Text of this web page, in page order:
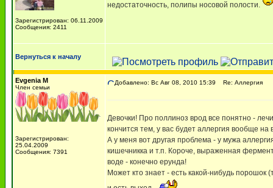
Зарегистрирован: 06.11.2009
Сообщения: 2411
недостаточность, полипы носовой полости.
Вернуться к началу
Evgenia M
Член семьи
Зарегистрирован:
25.04.2009
Сообщения: 7391
Добавлено: Вс Авг 08, 2010 15:39 Re: Аллергия
Девочки! Про поллиноз врод все понятно -
кончится тем, у вас будет аллергия вообще на
А у меня вот другая проблема - у мужа
кишечникка и т.п. Короче, выраженная
воде - конечно ерунда!
Может кто знает - есть какой-нибудь порошок